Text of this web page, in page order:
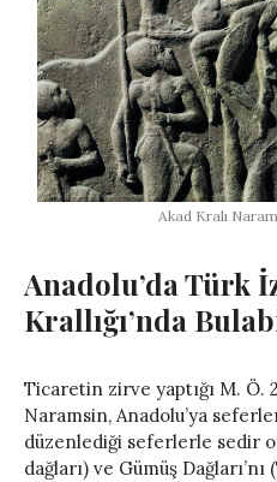
Akad Kralı
Anadolu’da Türk
Krallığı’nda
Ticaretin zirve yaptığı M. Ö.
Naramsin, Anadolu’ya
düzenlediği seferlerle sedir
dağları) ve Gümüş Dağları’nı